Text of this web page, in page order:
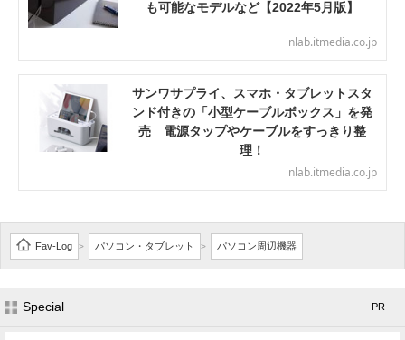
も可能なモデルなど【2022年5月版】
nlab.itmedia.co.jp
サンワサプライ、スマホ・タブレットスタ
ンド付きの「小型ケーブルボックス」を発
売 電源タップやケーブルをすっきり整
理！
nlab.itmedia.co.jp
Fav-Log > パソコン・タブレット > パソコン周辺機器
Special - PR -